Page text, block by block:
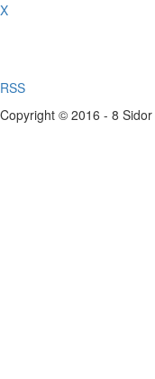
X
RSS
Copyright © 2016 - 8 Sidor